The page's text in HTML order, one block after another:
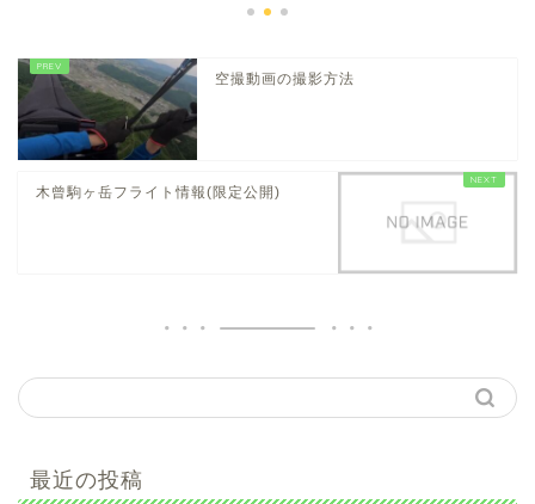
空撮動画の撮影方法
木曾駒ヶ岳フライト情報(限定公開)
最近の投稿